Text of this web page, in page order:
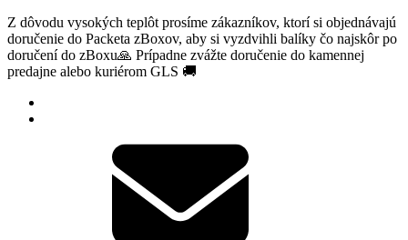
Z dôvodu vysokých teplôt prosíme zákazníkov, ktorí si objednávajú
doručenie do Packeta zBoxov, aby si vyzdvihli balíky čo najskôr po
doručení do zBoxu🙏 Prípadne zvážte doručenie do kamennej
predajne alebo kuriérom GLS 🚚